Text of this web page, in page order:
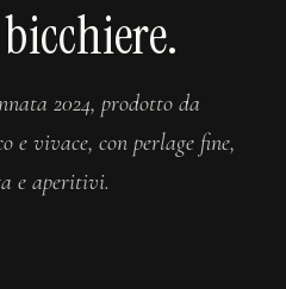
2024, prodotto da
e vivace, con perlage fine,
e aperitivi.